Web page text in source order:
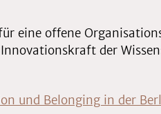
eine offene
der
und Belonging in der